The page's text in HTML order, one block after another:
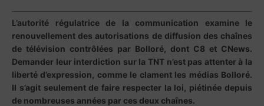
L’autorité régulatrice de la communication examine le
renouvellement des autorisations de diffusion des chaînes
de télévision contrôlées par Bolloré, dont C8 et CNews.
Demander leur interdiction sur la TNT n’est pas attenter à la
liberté d’expression, comme le clament les médias Bolloré.
Il s’agit seulement de faire respecter la loi, piétinée depuis
de nombreuses années par ces deux chaînes.